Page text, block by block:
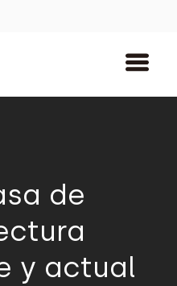
de
y actual